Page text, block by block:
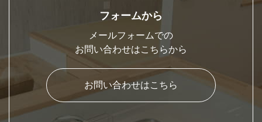
フォームから
メールフォームでの
お問い合わせはこちらから
お問い合わせはこちら